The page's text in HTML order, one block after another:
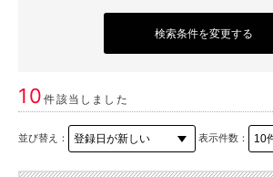
検索条件を変更する
10件該当しました
並び替え： 表示件数：